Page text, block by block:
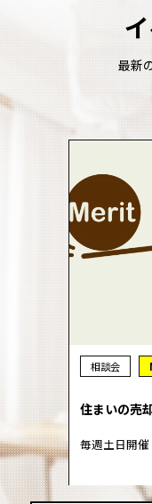
最新
相談会
住まいの売
毎週土日開催